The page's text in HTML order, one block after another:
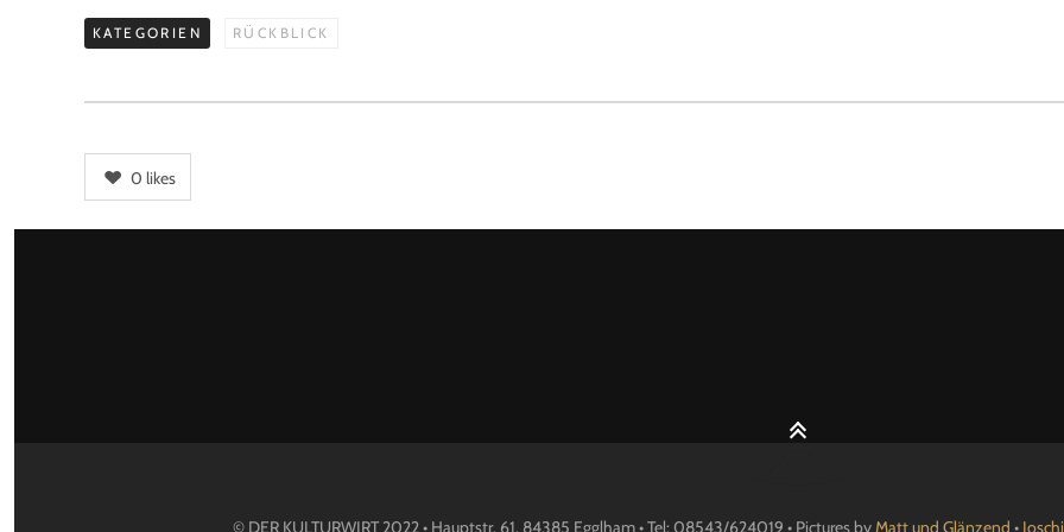
KATEGORIEN RÜCKBLICK
0 likes
© DER KULTURWIRT 2022 • Hauptstr. 61, 84385 Egglham • Tel: 08543/624019 • Pictures by Matt und Glänzend •